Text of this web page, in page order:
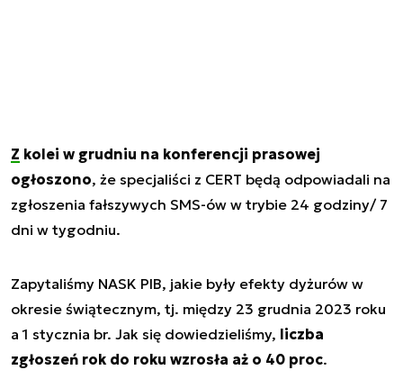
Z kolei w grudniu na konferencji prasowej
ogłoszono, że specjaliści z CERT będą odpowiadali na
zgłoszenia fałszywych SMS-ów w trybie 24 godziny/ 7
dni w tygodniu.
Zapytaliśmy NASK PIB, jakie były efekty dyżurów w
okresie świątecznym, tj. między 23 grudnia 2023 roku
a 1 stycznia br. Jak się dowiedzieliśmy, liczba
zgłoszeń rok do roku wzrosła aż o 40 proc.